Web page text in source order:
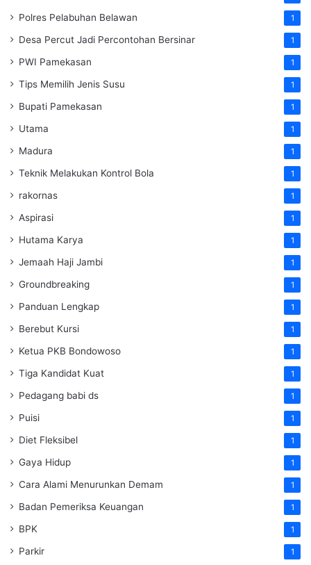
Polres Pelabuhan Belawan 1
Desa Percut Jadi Percontohan Bersinar 1
PWI Pamekasan 1
Tips Memilih Jenis Susu 1
Bupati Pamekasan 1
Utama 1
Madura 1
Teknik Melakukan Kontrol Bola 1
rakornas 1
Aspirasi 1
Hutama Karya 1
Jemaah Haji Jambi 1
Groundbreaking 1
Panduan Lengkap 1
Berebut Kursi 1
Ketua PKB Bondowoso 1
Tiga Kandidat Kuat 1
Pedagang babi ds 1
Puisi 1
Diet Fleksibel 1
Gaya Hidup 1
Cara Alami Menurunkan Demam 1
Badan Pemeriksa Keuangan 1
BPK 1
Parkir 1